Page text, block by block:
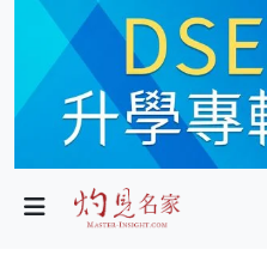
政局